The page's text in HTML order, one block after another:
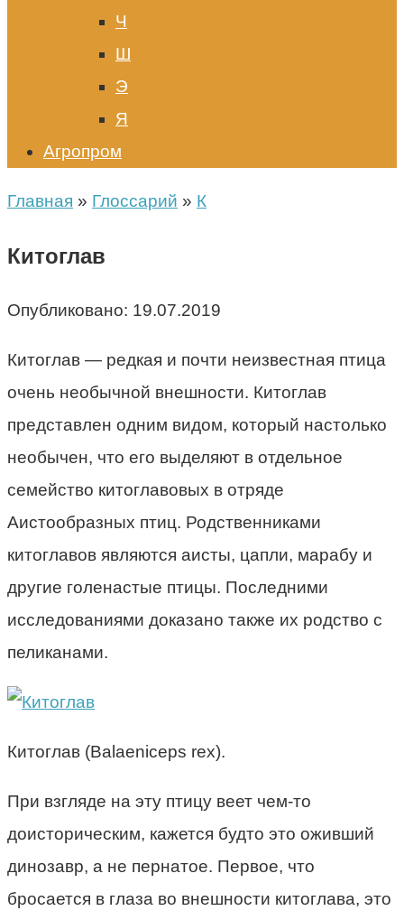
Ч
Ш
Э
Я
Агропром
Главная » Глоссарий » К
Китоглав
Опубликовано: 19.07.2019
Китоглав — редкая и почти неизвестная птица
очень необычной внешности. Китоглав
представлен одним видом, который настолько
необычен, что его выделяют в отдельное
семейство китоглавовых в отряде
Аистообразных птиц. Родственниками
китоглавов являются аисты, цапли, марабу и
другие голенастые птицы. Последними
исследованиями доказано также их родство с
пеликанами.
Китоглав (Balaeniceps rex).
При взгляде на эту птицу веет чем-то
доисторическим, кажется будто это оживший
динозавр, а не пернатое. Первое, что
бросается в глаза во внешности китоглава, это